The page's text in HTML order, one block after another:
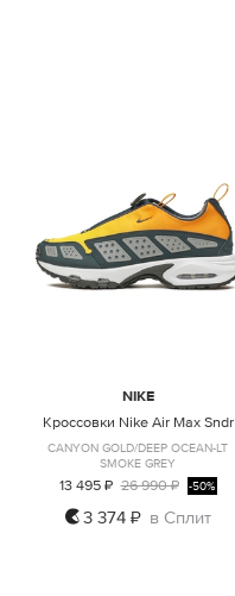
US8.5
NIKE
Кроссовки Nike Air Max Sndr
CANYON GOLD/DEEP OCEAN-LT
SMOKE GREY
13 495 ₽ 26 990 ₽ -50%
3 374 ₽ в Сплит